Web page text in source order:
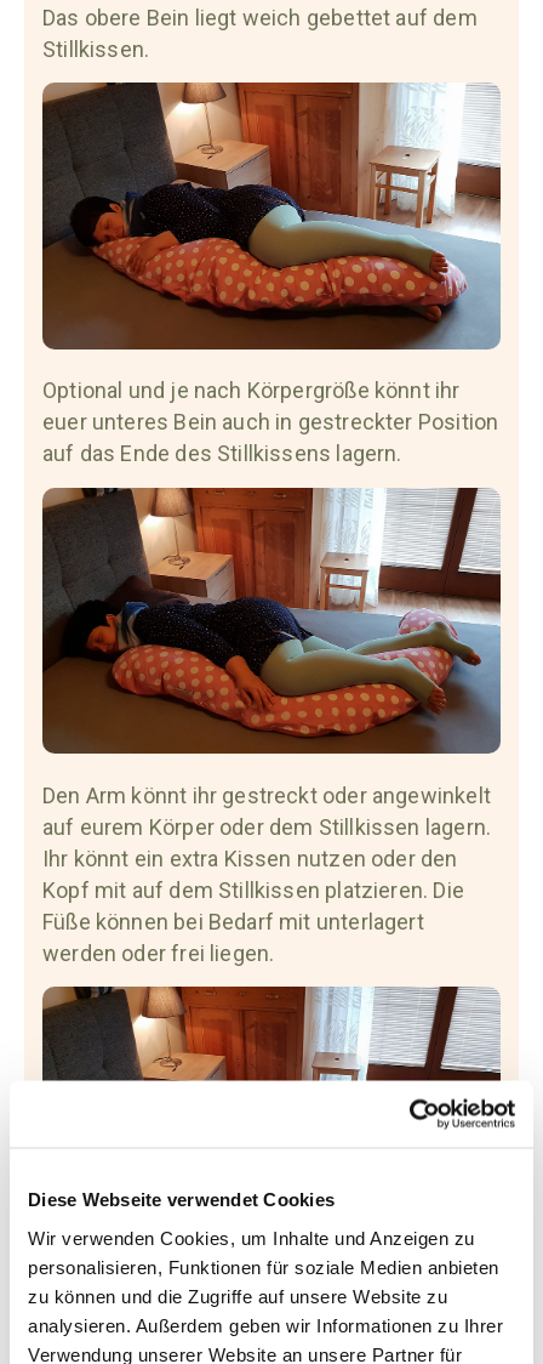
Diese Webseite verwendet Cookies
Wir verwenden Cookies, um Inhalte und Anzeigen zu
personalisieren, Funktionen für soziale Medien anbieten
zu können und die Zugriffe auf unsere Website zu
analysieren. Außerdem geben wir Informationen zu Ihrer
Verwendung unserer Website an unsere Partner für
Das obere Bein liegt weich gebettet auf dem
Stillkissen.
Optional und je nach Körpergröße könnt ihr
euer unteres Bein auch in gestreckter Position
auf das Ende des Stillkissens lagern.
Den Arm könnt ihr gestreckt oder angewinkelt
auf eurem Körper oder dem Stillkissen lagern.
Ihr könnt ein extra Kissen nutzen oder den
Kopf mit auf dem Stillkissen platzieren. Die
Füße können bei Bedarf mit unterlagert
werden oder frei liegen.
Durch die Aufrichtung des Beckens, die
möglichst gerade Lagerung der Wirbelsäule
und die Entlastung der Lipödem Beine und